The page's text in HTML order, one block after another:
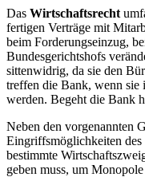
Das Wirtschaftsrecht
fertigen Verträge mit
beim Forderungseinzug,
Bundesgerichtshofs
sittenwidrig, da sie den
treffen die Bank, wenn sie
werden. Begeht die Bank
Neben den vorgenannten
Eingriffsmöglichkeiten
bestimmte
geben muss, um